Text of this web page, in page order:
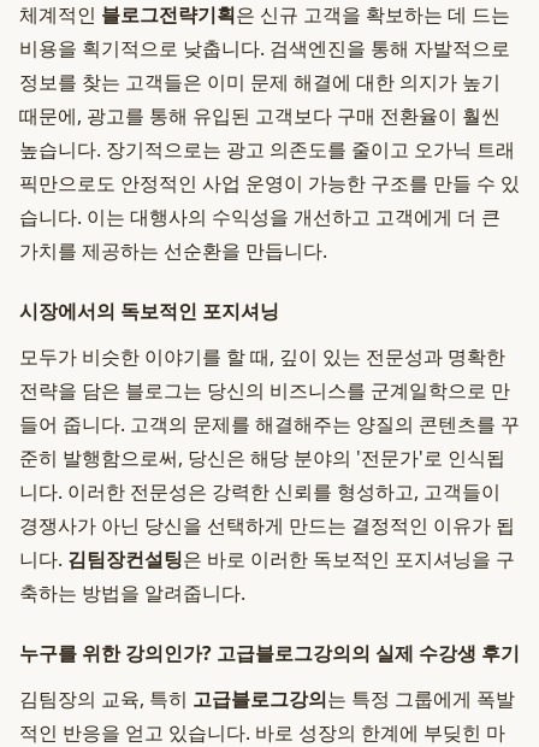
체계적인 블로그전략기획은 신규 고객을 확보하는 데 드는
비용을 획기적으로 낮춥니다. 검색엔진을 통해 자발적으로
정보를 찾는 고객들은 이미 문제 해결에 대한 의지가 높기
때문에, 광고를 통해 유입된 고객보다 구매 전환율이 훨씬
높습니다. 장기적으로는 광고 의존도를 줄이고 오가닉 트래
픽만으로도 안정적인 사업 운영이 가능한 구조를 만들 수 있
습니다. 이는 대행사의 수익성을 개선하고 고객에게 더 큰
가치를 제공하는 선순환을 만듭니다.
시장에서의 독보적인 포지셔닝
모두가 비슷한 이야기를 할 때, 깊이 있는 전문성과 명확한
전략을 담은 블로그는 당신의 비즈니스를 군계일학으로 만
들어 줍니다. 고객의 문제를 해결해주는 양질의 콘텐츠를 꾸
준히 발행함으로써, 당신은 해당 분야의 '전문가'로 인식됩
니다. 이러한 전문성은 강력한 신뢰를 형성하고, 고객들이
경쟁사가 아닌 당신을 선택하게 만드는 결정적인 이유가 됩
니다. 김팀장컨설팅은 바로 이러한 독보적인 포지셔닝을 구
축하는 방법을 알려줍니다.
누구를 위한 강의인가? 고급블로그강의의 실제 수강생 후기
김팀장의 교육, 특히 고급블로그강의는 특정 그룹에게 폭발
적인 반응을 얻고 있습니다. 바로 성장의 한계에 부딪힌 마